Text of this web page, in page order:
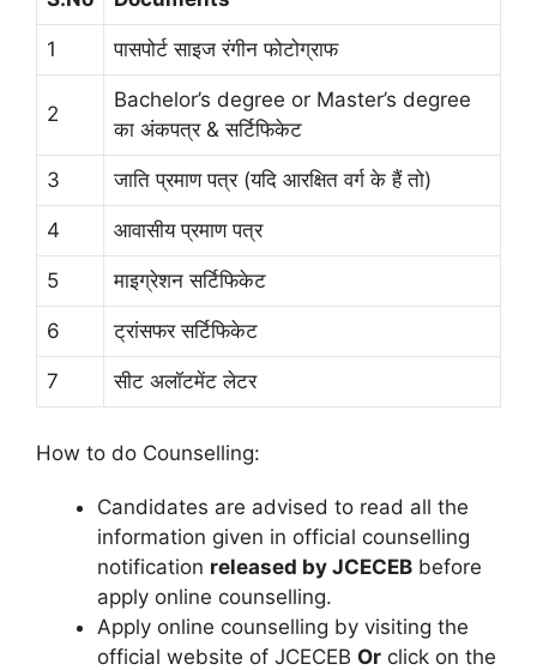
1 पासपोर्ट साइज रंगीन फोटोग्राफ
2
Bachelor’s degree or Master’s degree
का अंकपत्र & सर्टिफिकेट
3 जाति प्रमाण पत्र (यदि आरक्षित वर्ग के हैं तो)
4 आवासीय प्रमाण पत्र
5 माइग्रेशन सर्टिफिकेट
6 ट्रांसफर सर्टिफिकेट
7 सीट अलॉटमेंट लेटर
How to do Counselling:
Candidates are advised to read all the
information given in official counselling
notification released by JCECEB before
apply online counselling.
Apply online counselling by visiting the
official website of JCECEB Or click on the